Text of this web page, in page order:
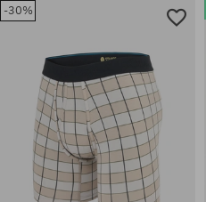
Elérhető méretek:
-30%